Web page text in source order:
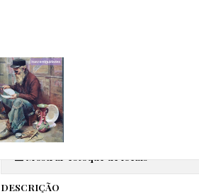
|
Escultura Oriental
Quantidade
Mostrar estoque de locais
DESCRIÇÃO